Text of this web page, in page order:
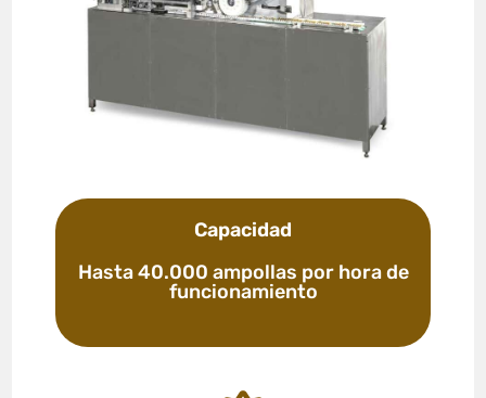
Capacidad
Hasta 40.000 ampollas por hora de
funcionamiento